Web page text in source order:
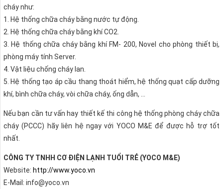
cháy như:
1. Hệ thống chữa cháy bằng nước tự động.
2. Hệ thống chữa cháy bằng khí CO2.
3. Hệ thống chữa cháy bằng khí FM- 200, Novel cho phòng thiết bị,
phòng máy tính Server.
4. Vật liệu chống cháy lan.
5. Hệ thống tạo áp cầu thang thoát hiểm, hệ thống quạt cấp dưỡng
khí, bình chữa cháy, vòi chữa cháy, ống dẫn, …
Nếu bạn cần tư vấn hay thiết kế thi công hệ thống phòng cháy chữa
cháy (PCCC) hãy liên hệ ngay với YOCO M&E để được hỗ trợ tốt
nhất.
CÔNG TY TNHH CƠ ĐIỆN LẠNH TUỔI TRẺ (YOCO M&E)
Website: http://www.yoco.vn
E-Mail: info@yoco.vn